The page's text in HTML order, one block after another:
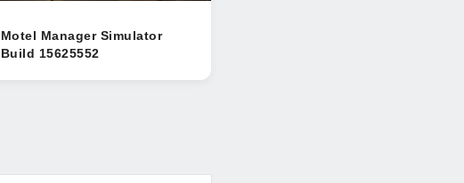
Motel Manager Simulator
Build 15625552